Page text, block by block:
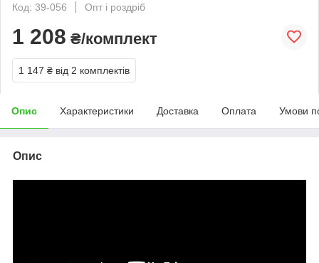
Код: 39-056
Опт і роздріб
1 208 ₴/комплект
1 147 ₴ від 2 комплектів
Опис Характеристики Доставка Оплата Умови
Опис